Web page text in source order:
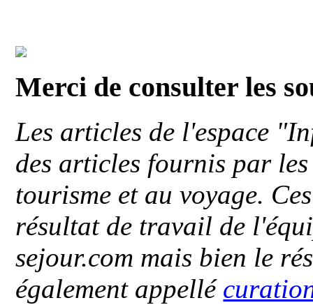
Merci de consulter les
Les articles de l'espace
des articles fournis par
tourisme et au voyage.
résultat de travail de
sejour.com mais bien le
également appellé